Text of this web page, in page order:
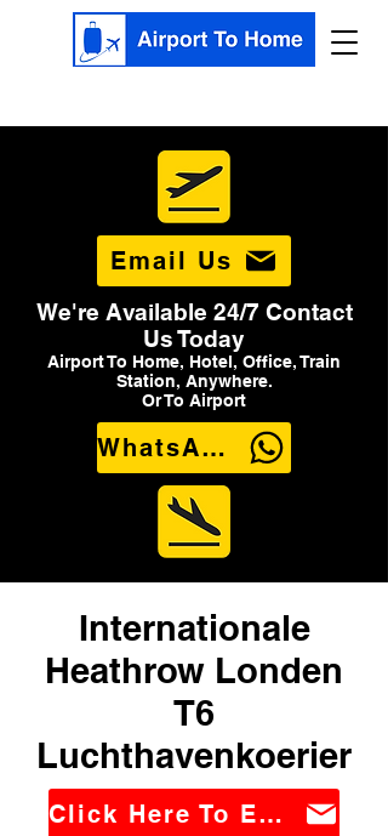
Email Us
We're Available 24/7 Contact
Us Today
Airport To Home, Hotel, Office, Train
Station, Anywhere.
Or To Airport
WhatsApp Us
Internationale
Heathrow Londen
T6
Luchthavenkoerier
Click Here To Email Us